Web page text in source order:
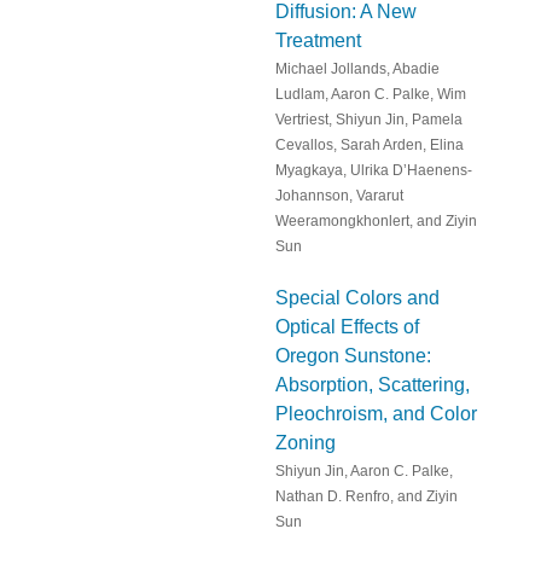
Diffusion: A New
Treatment
Michael Jollands, Abadie
Ludlam, Aaron C. Palke, Wim
Vertriest, Shiyun Jin, Pamela
Cevallos, Sarah Arden, Elina
Myagkaya, Ulrika D’Haenens-
Johannson, Vararut
Weeramongkhonlert, and Ziyin
Sun
Special Colors and
Optical Effects of
Oregon Sunstone:
Absorption, Scattering,
Pleochroism, and Color
Zoning
Shiyun Jin, Aaron C. Palke,
Nathan D. Renfro, and Ziyin
Sun